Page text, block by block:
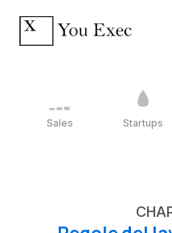
Sales Startups